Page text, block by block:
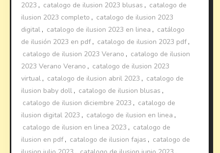
2023 , catalogo de ilusion 2023 blusas , catalogo de
ilusion 2023 completo , catalogo de ilusion 2023
digital , catalogo de ilusion 2023 en linea , catálogo
de ilusión 2023 en pdf , catalogo de ilusion 2023 pdf ,
catalogo de ilusion 2023 Verano , catalogo de ilusion
2023 Verano Verano , catalogo de ilusion 2023
virtual , catalogo de ilusion abril 2023 , catalogo de
ilusion baby doll , catalogo de ilusion blusas ,
catalogo de ilusion diciembre 2023 , catalogo de
ilusion digital 2023 , catalogo de ilusion en linea ,
catalogo de ilusion en linea 2023 , catalogo de
ilusion en pdf , catalogo de ilusion fajas , catalogo de